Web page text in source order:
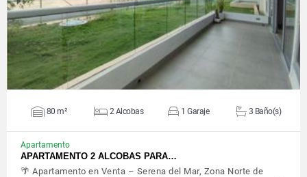
80 m² 2 Alcobas 1 Garaje 3 Baño(s)
Apartamento
APARTAMENTO 2 ALCOBAS PARA…
🌴 Apartamento en Venta – Serena del Mar, Zona Norte de